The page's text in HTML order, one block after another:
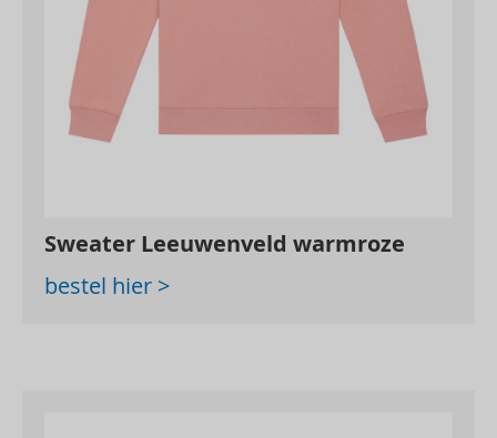
Sweater Leeuwenveld warmroze
bestel hier >